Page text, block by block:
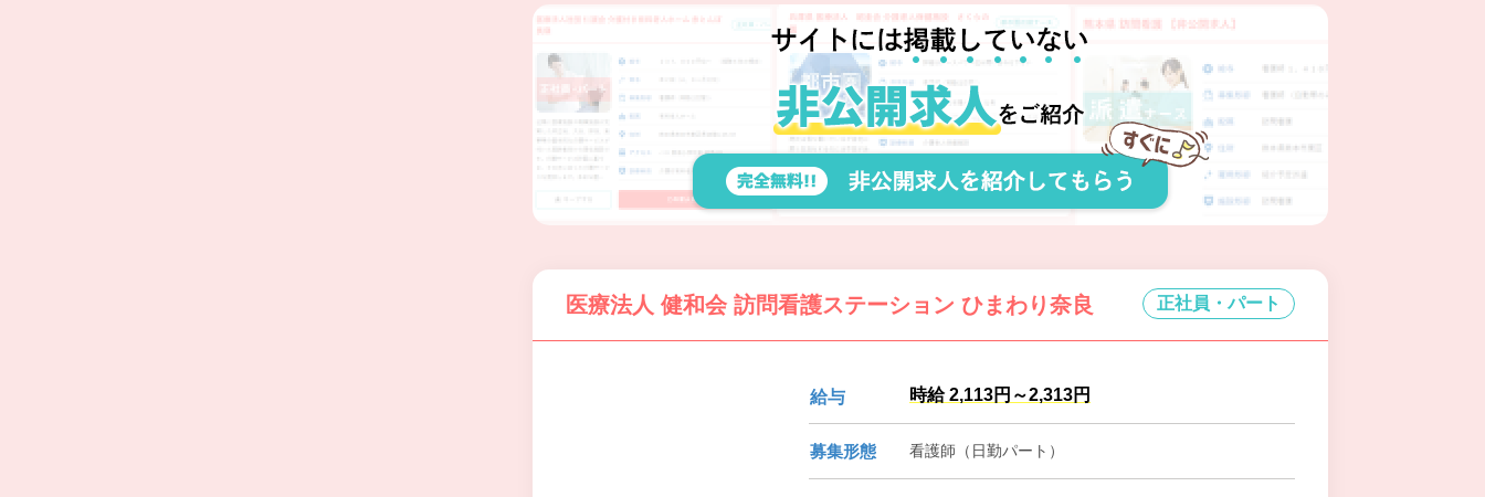
医療法人 健和会 訪問看護ステーション ひまわり奈良 正社員・パート
給与 時給 2,113円～2,313円
募集形態 看護師（日勤パート）